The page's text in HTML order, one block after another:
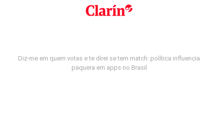
Diz-me em quem votas e te direi se tem match: política influencia
paquera em apps no Brasil